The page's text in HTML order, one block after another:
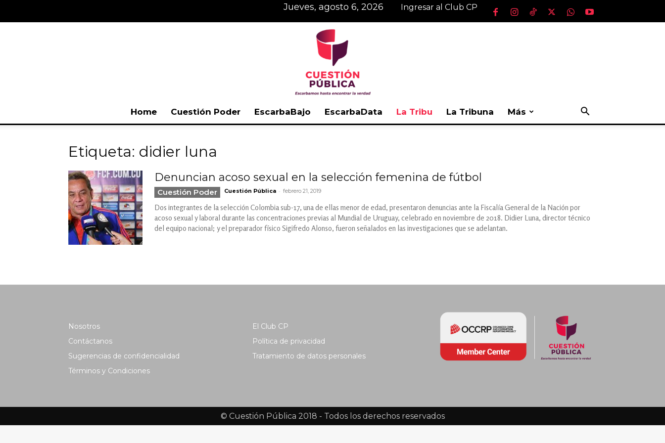
jueves, agosto 6, 2026 Ingresar al Club CP
Home Cuestión Poder EscarbaBajo EscarbaData La Tribu La Tribuna Más
Etiqueta: didier luna
Denuncian acoso sexual en la selección femenina de fútbol
Cuestión Poder Cuestión Pública - febrero 21, 2019
Dos integrantes de la selección Colombia sub-17, una de ellas menor de edad, presentaron denuncias ante la Fiscalía General de la Nación por
acoso sexual y laboral durante las concentraciones previas al Mundial de Uruguay, celebrado en noviembre de 2018. Didier Luna, director técnico
del equipo nacional; y el preparador físico Sigifredo Alonso, fueron señalados en las investigaciones que se adelantan.
Nosotros
Contáctanos
Sugerencias de confidencialidad
Términos y Condiciones
El Club CP
Política de privacidad
Tratamiento de datos personales
© Cuestión Pública 2018 - Todos los derechos reservados